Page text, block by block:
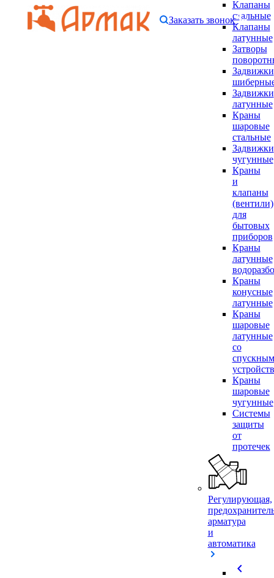
Клапаны
стальные
Клапаны
латунные
Затворы
Задвижки
Задвижки
латунные
Краны
шаровые
стальные
Задвижки
чугунные
Краны
и
клапаны
(вентили)
для
бытовых
приборов
Краны
латунные
Краны
конусные
латунные
Краны
шаровые
латунные
со
спускным
Краны
шаровые
чугунные
Системы
защиты
от
протечек
Регулирующая,
арматура
и
автоматика
chevron_left
Заказать звонок